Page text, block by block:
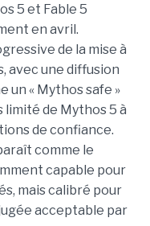
5 et Fable 5
en avril.
de la mise à
avec une diffusion
un « Mythos safe »
limité de Mythos 5 à
de confiance.
comme le
capable pour
mais calibré pour
acceptable par